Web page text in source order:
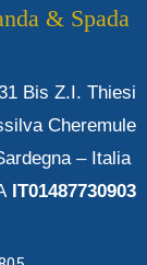
& Spada
Bis Z.I. Thiesi
Cheremule
– Italia
IT01487730903